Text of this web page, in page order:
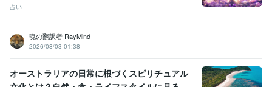
占い
魂の翻訳者 RayMind
2026/08/03 01:38
オーストラリアの日常に根づくスピリチュアル